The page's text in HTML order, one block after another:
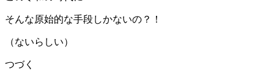
そんな原始的な手段しかないの？！
（ないらしい）
つづく